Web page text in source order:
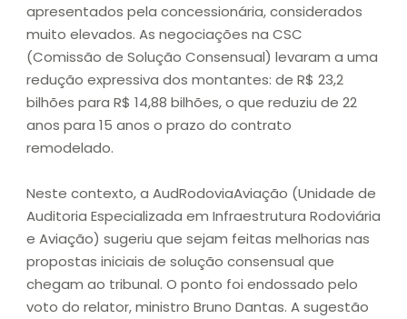
apresentados pela concessionária, considerados
muito elevados. As negociações na CSC
(Comissão de Solução Consensual) levaram a uma
redução expressiva dos montantes: de R$ 23,2
bilhões para R$ 14,88 bilhões, o que reduziu de 22
anos para 15 anos o prazo do contrato
remodelado.
Neste contexto, a AudRodoviaAviação (Unidade de
Auditoria Especializada em Infraestrutura Rodoviária
e Aviação) sugeriu que sejam feitas melhorias nas
propostas iniciais de solução consensual que
chegam ao tribunal. O ponto foi endossado pelo
voto do relator, ministro Bruno Dantas. A sugestão